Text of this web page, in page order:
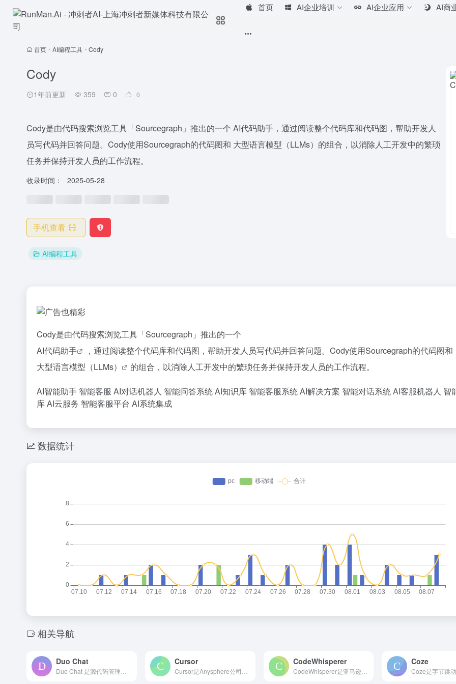
首页 AI企业培训 AI企业应用 AI商
首页 • AI编程工具 • Cody
Cody
1年前更新 359 0 0
Cody是由代码搜索浏览工具「Sourcegraph」推出的一个 AI代码助手，通过阅读整个代码库和代码图，帮助开发人
员写代码并回答问题。Cody使用Sourcegraph的代码图和 大型语言模型（LLMs）的组合，以消除人工开发中的繁琐
任务并保持开发人员的工作流程。
收录时间： 2025-05-28
手机查看
AI编程工具
Cody是由代码搜索浏览工具「Sourcegraph」推出的一个
AI代码助手
，通过阅读整个代码库和代码图，帮助开发人员写代码并回答问题。Cody使用Sourcegraph的代码图和
大型语言模型（LLMs）
的组合，以消除人工开发中的繁琐任务并保持开发人员的工作流程。
AI智能助手 智能客服 AI对话机器人 智能问答系统AI知识库 智能客服系统AI解决方案 智能对话系统AI客服机器人 智
库AI云服务 智能客服平台 AI系统集成
数据统计
相关导航
Duo Chat Cursor CodeWhisperer
CodeWhisperer是亚马逊最新发布的 AI编程软件...
Coze